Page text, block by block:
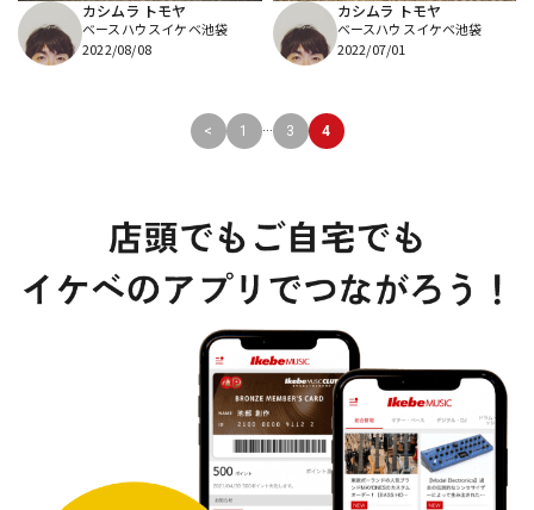
カシムラ トモヤ
ベースハウスイケベ池袋
2022/08/08
カシムラ トモヤ
ベースハウスイケベ池袋
2022/07/01
< 1 ... 3 4